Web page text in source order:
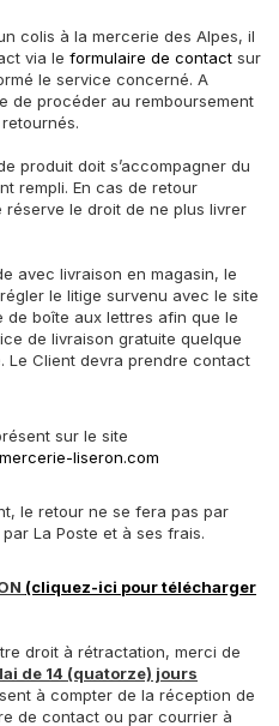
colis à la mercerie des Alpes, il
via le formulaire de contact sur
le service concerné. A
de procéder au remboursement
produit doit s’accompagner du
rempli. En cas de retour
le droit de ne plus livrer
avec livraison en magasin, le
le litige survenu avec le site
de boîte aux lettres afin que le
de livraison gratuite quelque
Le Client devra prendre contact
sur le site
liseron.com
le retour ne se fera pas par
La Poste et à ses frais.
(cliquez-ici pour télécharger
droit à rétractation, merci de
de 14 (quatorze) jours
à compter de la réception de
de contact ou par courrier à